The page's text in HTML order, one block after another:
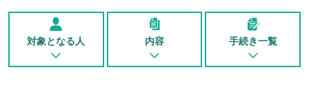
対象となる人 内容 手続き一覧